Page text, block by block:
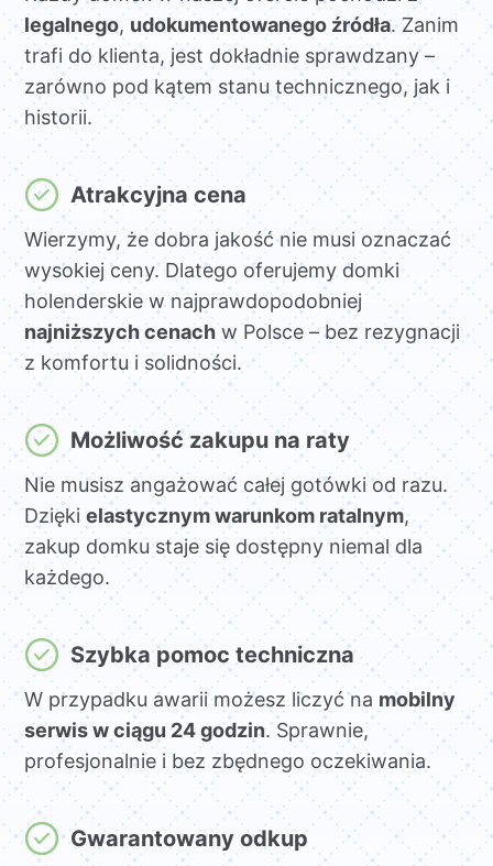
legalnego, udokumentowanego źródła. Zanim
trafi do klienta, jest dokładnie sprawdzany –
zarówno pod kątem stanu technicznego, jak i
historii.
Atrakcyjna cena
Wierzymy, że dobra jakość nie musi oznaczać
wysokiej ceny. Dlatego oferujemy domki
holenderskie w najprawdopodobniej
najniższych cenachw Polsce – bez rezygnacji
z komfortu i solidności.
Możliwość zakupu na raty
Nie musisz angażować całej gotówki od razu.
Dziękielastycznym warunkom ratalnym,
zakup domku staje się dostępny niemal dla
każdego.
Szybka pomoc techniczna
W przypadku awarii możesz liczyć na mobilny
serwis w ciągu 24 godzin. Sprawnie,
profesjonalnie i bez zbędnego oczekiwania.
Gwarantowany odkup